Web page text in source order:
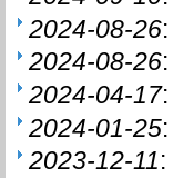
2024-08-26:
2024-08-26:
2024-04-17:
2024-01-25:
2023-12-11: